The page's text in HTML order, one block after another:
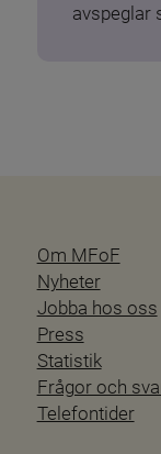
avspeglar
Om MFoF
Nyheter
Jobba hos oss
Press
Statistik
Frågor och
Telefontider